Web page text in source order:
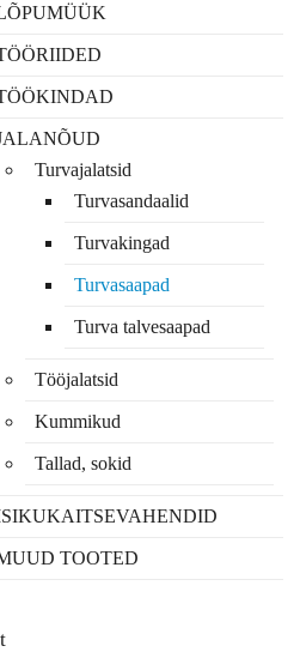
Turvajalatsid
Turvasandaalid
Turvakingad
Turvasaapad
Turva talvesaapad
Tööjalatsid
Kummikud
Tallad, sokid
TOOTED